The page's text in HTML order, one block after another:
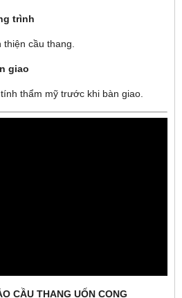
trình
cầu thang.
giao
thẩm mỹ trước khi bàn giao.
CẦU THANG UỐN CONG